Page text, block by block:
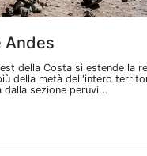
Andes
della Costa si estende la
della metà dell'intero
sezione peruvi...